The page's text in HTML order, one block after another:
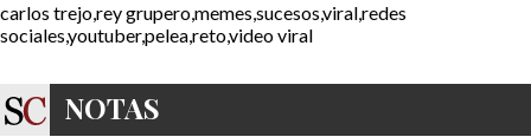
carlos trejo,rey grupero,memes,sucesos,viral,redes
sociales,youtuber,pelea,reto,video viral
NOTAS